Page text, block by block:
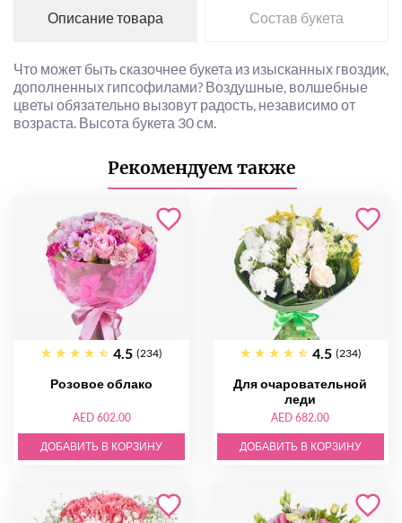
Описание товара Состав букета
Что может быть сказочнее букета из изысканных гвоздик,
дополненных гипсофилами? Воздушные, волшебные
цветы обязательно вызовут радость, независимо от
возраста. Высота букета 30 см.
Рекомендуем также
4.5 (234)
Розовое облако
AED 602.00
ДОБАВИТЬ В КОРЗИНУ
4.5 (234)
Для очаровательной
леди
AED 682.00
ДОБАВИТЬ В КОРЗИНУ